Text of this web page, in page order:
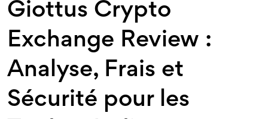
Giottus Crypto
Exchange Review :
Analyse, Frais et
Sécurité pour les